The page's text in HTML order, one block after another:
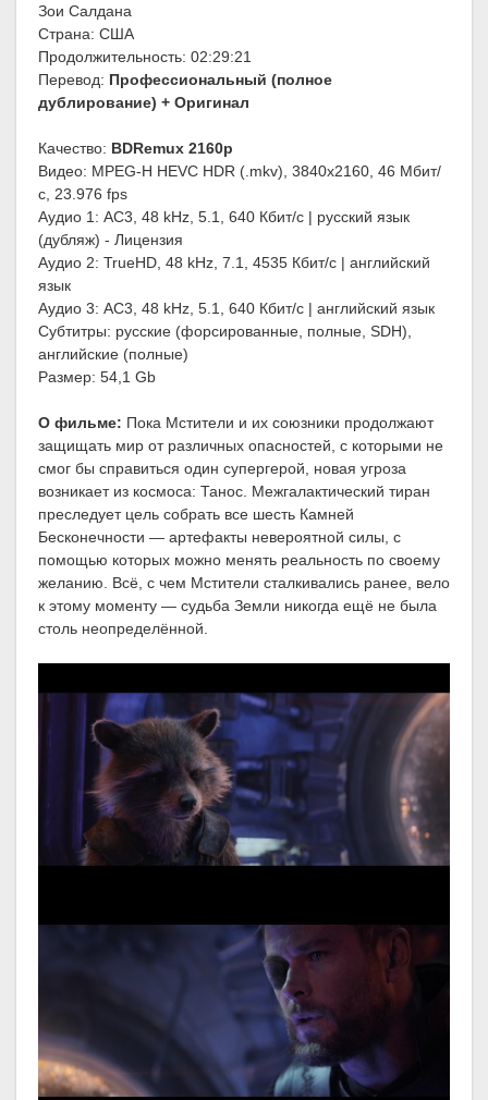
Зои Салдана
Страна: США
Продолжительность: 02:29:21
Перевод: Профессиональный (полное
дублирование) + Оригинал
Качество: BDRemux 2160p
Видео: MPEG-H HEVC HDR (.mkv), 3840x2160, 46 Мбит/
с, 23.976 fps
Аудио 1: AC3, 48 kHz, 5.1, 640 Кбит/с | русский язык
(дубляж) - Лицензия
Аудио 2: TrueHD, 48 kHz, 7.1, 4535 Кбит/с | английский
язык
Аудио 3: AC3, 48 kHz, 5.1, 640 Кбит/с | английский язык
Субтитры: русские (форсированные, полные, SDH),
английские (полные)
Размер: 54,1 Gb
О фильме: Пока Мстители и их союзники продолжают
защищать мир от различных опасностей, с которыми не
смог бы справиться один супергерой, новая угроза
возникает из космоса: Танос. Межгалактический тиран
преследует цель собрать все шесть Камней
Бесконечности — артефакты невероятной силы, с
помощью которых можно менять реальность по своему
желанию. Всё, с чем Мстители сталкивались ранее, вело
к этому моменту — судьба Земли никогда ещё не была
столь неопределённой.